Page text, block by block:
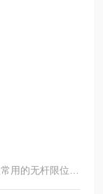
用的无杆限位开
没有簧片元件。